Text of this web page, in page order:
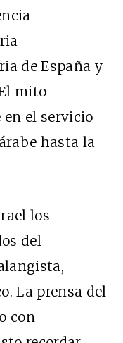
de España y
mito
el servicio
hasta la
los
del
La prensa del
con